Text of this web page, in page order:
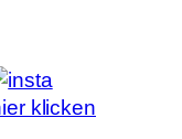
klicken